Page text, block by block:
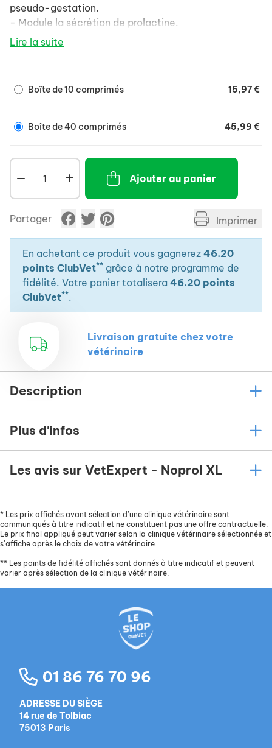
pseudo-gestation.
- Module la sécrétion de prolactine.
- Participe à l'augmentation de la diurèse.
kg.
Lire la suite
Boîte de 10 comprimés 15,97 €
Boîte de 40 comprimés 45,99 €
Ajouter au panier
Partager Imprimer
En achetant ce produit vous gagnerez 46.20
points ClubVet** grâce à notre programme de
fidélité. Votre panier totalisera 46.20 points
ClubVet**.
Livraison gratuite chez votre
vétérinaire
Description
Plus d'infos
Les avis sur VetExpert - Noprol XL
* Les prix affichés avant sélection d’une clinique vétérinaire sont
communiqués à titre indicatif et ne constituent pas une offre contractuelle.
Le prix final appliqué peut varier selon la clinique vétérinaire sélectionnée et
s’affiche après le choix de votre vétérinaire.
** Les points de fidélité affichés sont donnés à titre indicatif et peuvent
varier après sélection de la clinique vétérinaire.
01 86 76 70 96
ADRESSE DU SIÈGE
14 rue de Tolbiac
75013 Paris